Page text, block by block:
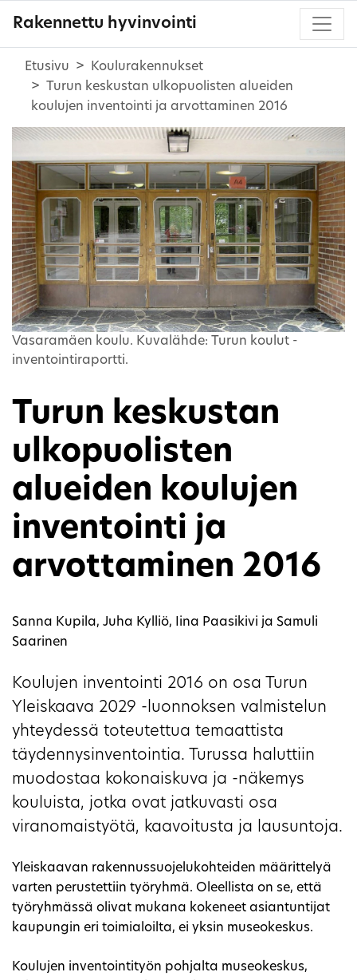
Rakennettu hyvinvointi
Etusivu
Koulurakennukset
Turun keskustan ulkopuolisten alueiden
koulujen inventointi ja arvottaminen 2016
Vasaramäen koulu. Kuvalähde: Turun koulut -
inventointiraportti.
Turun keskustan
ulkopuolisten
alueiden koulujen
inventointi ja
arvottaminen 2016
Sanna Kupila, Juha Kylliö, Iina Paasikivi ja Samuli
Saarinen
Koulujen inventointi 2016 on osa Turun
Yleiskaava 2029 -luonnoksen valmistelun
yhteydessä toteutettua temaattista
täydennysinventointia. Turussa haluttiin
muodostaa kokonaiskuva ja -näkemys
kouluista, jotka ovat jatkuvasti osa
viranomaistyötä, kaavoitusta ja lausuntoja.
Yleiskaavan rakennussuojelukohteiden määrittelyä
varten perustettiin työryhmä. Oleellista on se, että
työryhmässä olivat mukana kokeneet asiantuntijat
kaupungin eri toimialoilta, ei yksin museokeskus.
Koulujen inventointityön pohjalta museokeskus,